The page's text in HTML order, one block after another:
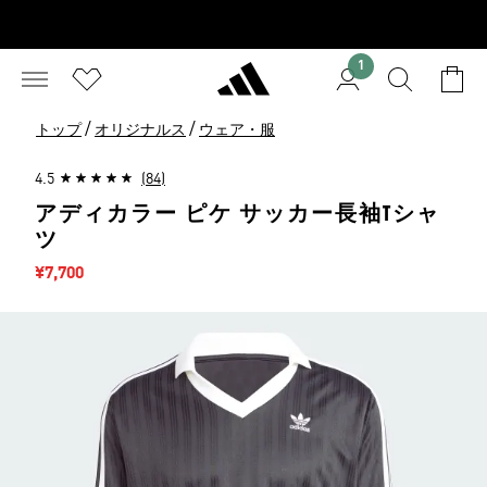
1
トップ / オリジナルス / ウェア・服
4.5 (84)
アディカラー ピケ サッカー長袖Tシャ
ツ
セール価格
¥7,700